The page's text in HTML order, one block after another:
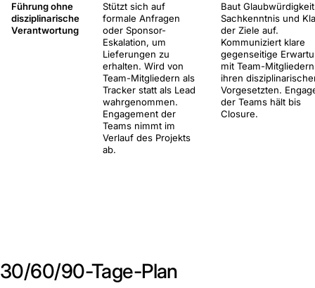
Führung ohne
disziplinarische
Verantwortung
Stützt sich auf
formale Anfragen
oder Sponsor-
Eskalation, um
Lieferungen zu
erhalten. Wird von
Team-Mitgliedern als
Tracker statt als Lead
wahrgenommen.
Engagement der
Teams nimmt im
Verlauf des Projekts
ab.
Baut
Sachkenntnis und
der Ziele auf.
Kommuniziert klare
gegenseitige
mit Team-
ihren
Vorgesetzten.
der Teams hält bis
Closure.
30/60/90-Tage-Plan